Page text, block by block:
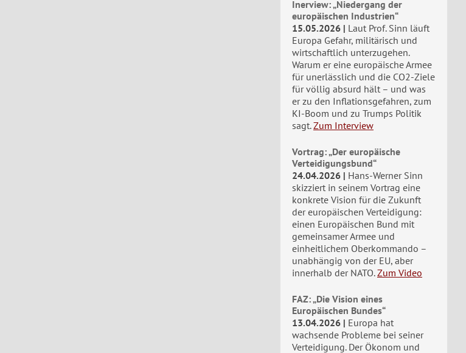
Inerview: „Niedergang der
europäischen Industrien“
15.05.2026
Laut Prof. Sinn läuft
Europa Gefahr, militärisch und
wirtschaftlich unterzugehen.
Warum er eine europäische Armee
für unerlässlich und die CO2-Ziele
für völlig absurd hält – und was
er zu den Inflationsgefahren, zum
KI-Boom und zu Trumps Politik
sagt. Zum Interview
Vortrag: „Der europäische
Verteidigungsbund“
24.04.2026
Hans-Werner Sinn
skizziert in seinem Vortrag eine
konkrete Vision für die Zukunft
der europäischen Verteidigung:
einen Europäischen Bund mit
gemeinsamer Armee und
einheitlichem Oberkommando –
unabhängig von der EU, aber
innerhalb der NATO. Zum Video
FAZ: „Die Vision eines
Europäischen Bundes“
13.04.2026
Europa hat
wachsende Probleme bei seiner
Verteidigung. Der Ökonom und